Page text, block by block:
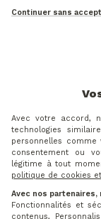
GOLF PRIDE -
Continuer sans
Avec votre accord,
technologies
personnelles
consentement ou
légitime à tout
politique de cookies
Avec nos
Fonctionnalités et
contenus,